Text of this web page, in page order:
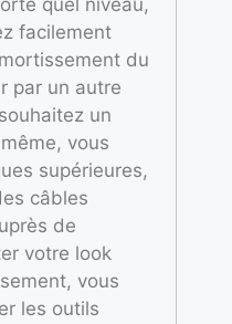
quel niveau,
facilement
du
par un autre
un
vous
supérieures,
câbles
de
votre look
vous
les outils